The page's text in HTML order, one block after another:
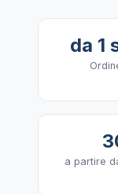
da 1
a partire